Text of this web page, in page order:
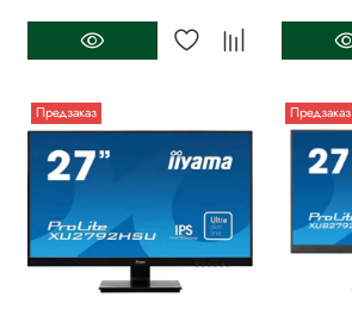
Предзаказ Предзаказ